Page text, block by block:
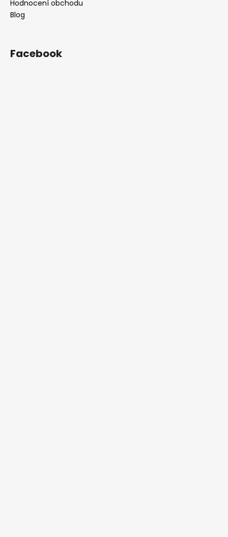
Hodnocení obchodu
Blog
Facebook